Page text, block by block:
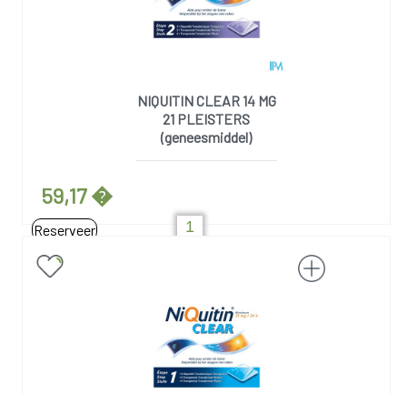
NIQUITIN CLEAR 14 MG
21 PLEISTERS
(geneesmiddel)
59,17 �
Reserveer